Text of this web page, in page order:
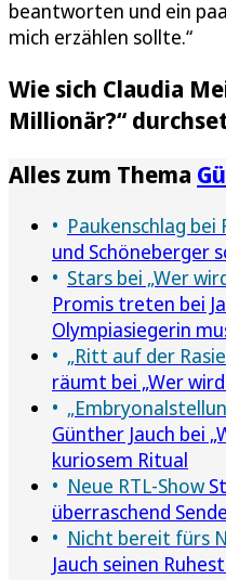
beantworten und ein
mich erzählen sollte.“
Wie sich Claudia
Millionär?“
Alles zum Thema
Paukenschlag bei
und Schöneberger
Stars bei „Wer
Promis treten bei
Olympiasiegerin
„Ritt auf der
räumt bei „Wer
Günther Jauch bei
kuriosem Ritual
Neue RTL-Show
überraschend
Nicht bereit fürs
Jauch seinen